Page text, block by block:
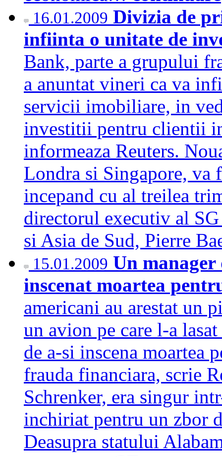
16.01.2009 Divizia de
infiinta o unitate de
Bank, parte a grupului
a anuntat vineri ca va
servicii imobiliare, in
investitii pentru clientii
informeaza Reuters.
Londra si Singapore, va
incepand cu al treilea
directorul executiv al
si Asia de Sud, Pierre
15.01.2009 Un
inscenat moartea
americani au arestat un
un avion pe care l-a
de a-si inscena moartea
frauda financiara, scrie
Schrenker, era singur
inchiriat pentru un zbor
Deasupra statului